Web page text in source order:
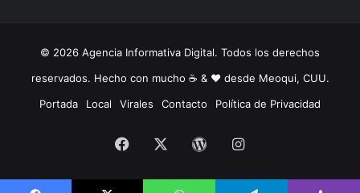
© 2026 Agencia Informativa Digital. Todos los derechos
reservados. Hecho con mucho ☕️ & ❤️ desde Meoqui, CUU.
Portada
Local Virales Contacto Política de Privacidad
Facebook WordPressInstagram